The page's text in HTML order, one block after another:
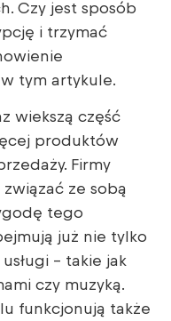
Czy jest sposób
i trzymać
tym artykule.
wiekszą część
produktów
Firmy
ze sobą
tego
już nie tylko
– takie jak
czy muzyką.
funkcjonują także